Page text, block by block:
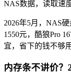
NAS数据，读取速
2026年5月，NAS
1550元，酷狼Pro
宜，省下的钱不够
内存条不讲价？